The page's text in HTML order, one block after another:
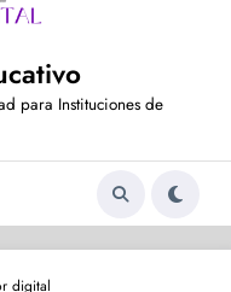
para Instituciones de
digital